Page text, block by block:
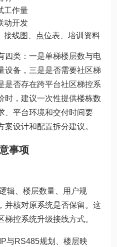
工作量
动开发
接线图、点位表、培训资料
四类：一是单梯楼层数与电
设备，三是是否需要社区梯
是否存在跨平台社区梯控系
时，建议一次性提供楼栋数
、平台环境和交付时间要
设计和配置拆分建议。
事项
辑、楼层数量、用户规
并核对原系统是否保留。这
控系统升级接线方式。
与RS485规划、楼层映